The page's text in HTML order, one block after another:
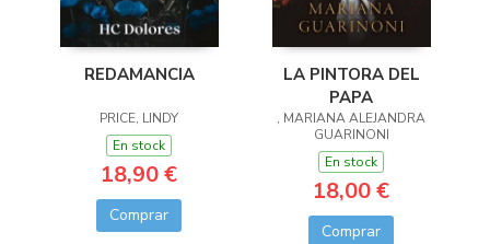
REDAMANCIA
PRICE, LINDY
En stock
18,90 €
Comprar
LA PINTORA DEL
PAPA
, MARIANA ALEJANDRA
GUARINONI
En stock
18,00 €
Comprar